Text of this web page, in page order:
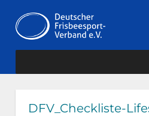
Inhalt
springen
DFV_Checkliste-